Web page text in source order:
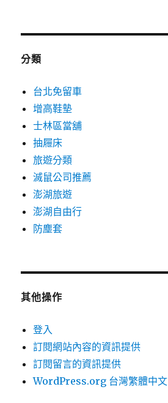
分類
台北免留車
增高鞋墊
士林區當舖
抽屜床
旅遊分類
滅鼠公司推薦
澎湖旅遊
澎湖自由行
防塵套
其他操作
登入
訂閱網站內容的資訊提供
訂閱留言的資訊提供
WordPress.org 台灣繁體中文